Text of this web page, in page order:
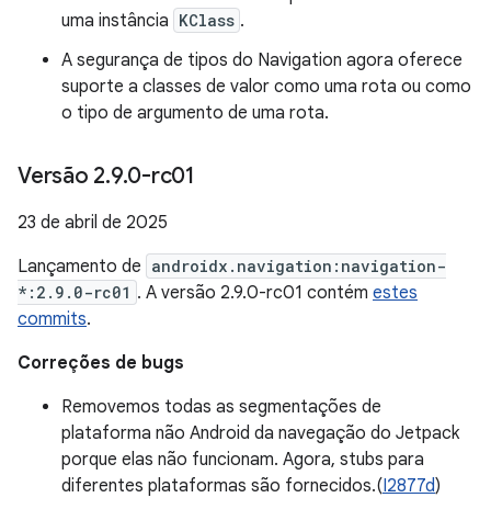
uma instância KClass .
A segurança de tipos do Navigation agora oferece
suporte a classes de valor como uma rota ou como
o tipo de argumento de uma rota.
Versão 2.9.0-rc01
23 de abril de 2025
Lançamento de androidx.navigation:navigation-
*:2.9.0-rc01 . A versão 2.9.0-rc01 contém estes
commits.
Correções de bugs
Removemos todas as segmentações de
plataforma não Android da navegação do Jetpack
porque elas não funcionam. Agora, stubs para
diferentes plataformas são fornecidos.(I2877d)